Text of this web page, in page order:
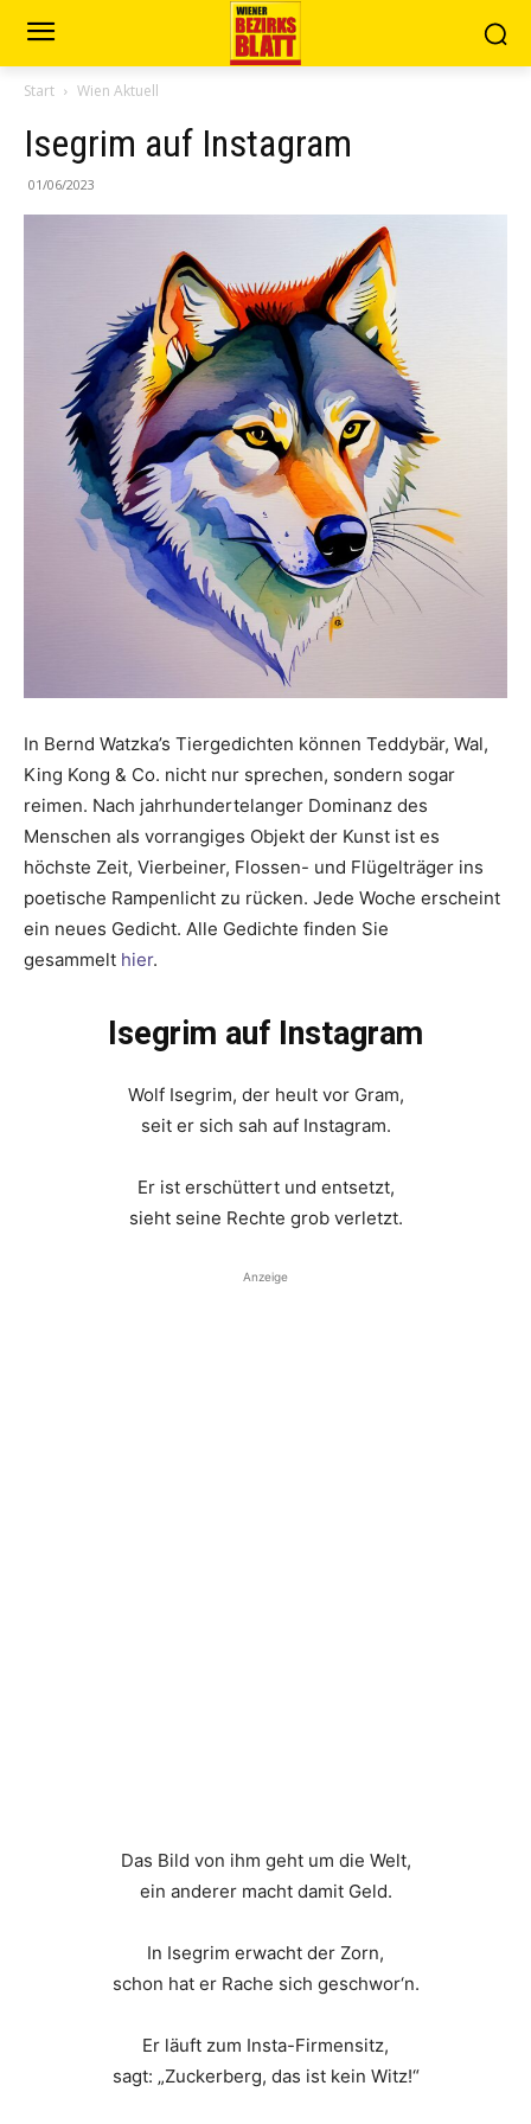
Start Wien Aktuell
Isegrim auf Instagram
01/06/2023
In Bernd Watzka’s Tiergedichten können Teddybär, Wal,
King Kong & Co. nicht nur sprechen, sondern sogar
reimen. Nach jahrhundertelanger Dominanz des
Menschen als vorrangiges Objekt der Kunst ist es
höchste Zeit, Vierbeiner, Flossen- und Flügelträger ins
poetische Rampenlicht zu rücken. Jede Woche erscheint
ein neues Gedicht. Alle Gedichte finden Sie
gesammelt hier.
Isegrim auf Instagram
Wolf Isegrim, der heult vor Gram,
seit er sich sah auf Instagram.
Er ist erschüttert und entsetzt,
sieht seine Rechte grob verletzt.
Anzeige
Das Bild von ihm geht um die Welt,
ein anderer macht damit Geld.
In Isegrim erwacht der Zorn,
schon hat er Rache sich geschwor‘n.
Er läuft zum Insta-Firmensitz,
sagt: „Zuckerberg, das ist kein Witz!“